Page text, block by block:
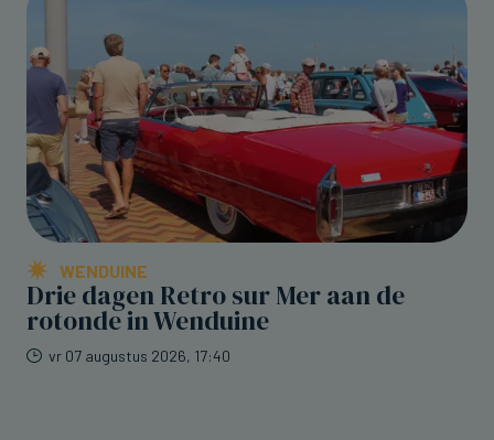
WENDUINE
Drie dagen Retro sur Mer aan de
rotonde in Wenduine
vr 07 augustus 2026, 17:40